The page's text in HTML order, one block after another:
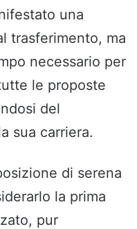
una
trasferimento, ma
necessario per
le proposte
del
sua carriera.
di serena
la prima
pur